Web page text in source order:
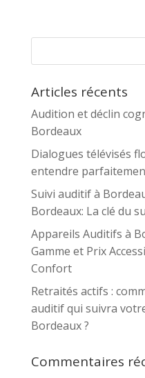
Articles récents
Audition et déclin
Bordeaux
Dialogues télévisés
entendre
Suivi auditif à
Bordeaux: La clé du
Appareils Auditifs à
Gamme et Prix
Confort
Retraités actifs :
auditif qui suivra
Bordeaux ?
Commentaires